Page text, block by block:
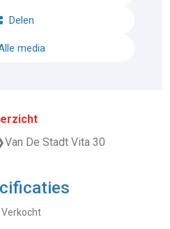
Delen
media
Van De Stadt Vita 30
Verkocht